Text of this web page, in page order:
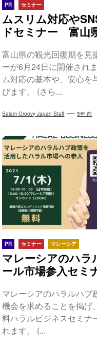
PR セミナー
ムスリム対応や
ドセミナー 富山
富山県の観光回復期を見
ーが6月24日に開催され
ム対応の基本や、安心を
びます。 (さら...
Salam Groovy Japan Staff 5年 前
PR セミナー マレーシア
マレーシアのハラ
ール市場参入セミ
マレーシアのハラルハブ
機会を求めることを掲げ
料ハラルビジネスセミナ
れます。 (...